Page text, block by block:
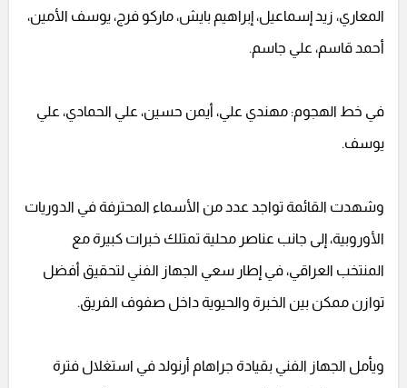
المعاري، زيد إسماعيل، إبراهيم بايش، ماركو فرج، يوسف الأمين،
أحمد قاسم، علي جاسم.
في خط الهجوم: مهندي علي، أيمن حسين، علي الحمادي، علي
يوسف.
وشهدت القائمة تواجد عدد من الأسماء المحترفة في الدوريات
الأوروبية، إلى جانب عناصر محلية تمتلك خبرات كبيرة مع
المنتخب العراقي، في إطار سعي الجهاز الفني لتحقيق أفضل
توازن ممكن بين الخبرة والحيوية داخل صفوف الفريق.
ويأمل الجهاز الفني بقيادة جراهام أرنولد في استغلال فترة